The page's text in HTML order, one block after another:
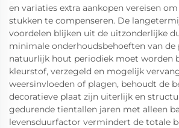
en variaties extra aankopen vereisen
stukken te compenseren. De
voordelen blijken uit de uitzonderlijke
minimale onderhoudsbehoeften van de
natuurlijk hout periodiek moet worden
kleurstof, verzegeld en mogelijk
weersinvloeden of plagen, behoudt de
decoratieve plaat zijn uiterlijk en
gedurende tientallen jaren met alleen
levensduurfactor vermindert de totale